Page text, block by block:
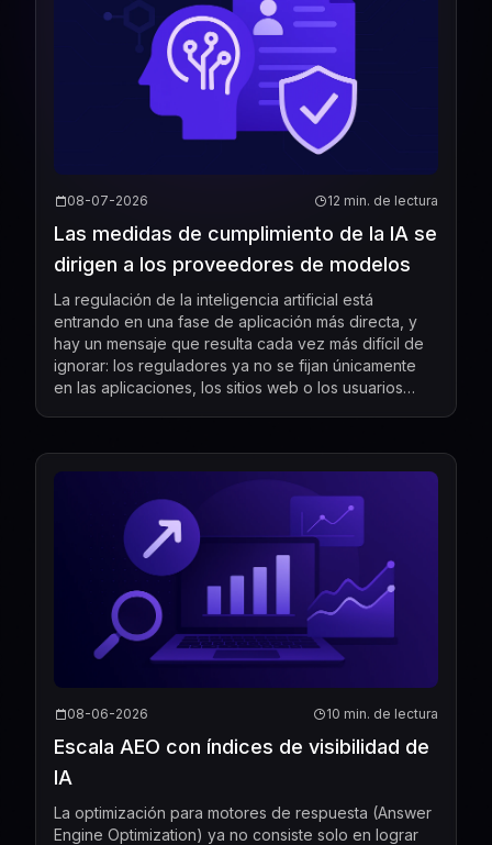
08-07-2026 12 min. de lectura
Las medidas de cumplimiento de la IA se
dirigen a los proveedores de modelos
La regulación de la inteligencia artificial está
entrando en una fase de aplicación más directa, y
hay un mensaje que resulta cada vez más difícil de
ignorar: los reguladores ya no se fijan únicamente
en las aplicaciones, los sitios web o los usuarios
08-06-2026 10 min. de lectura
Escala AEO con índices de visibilidad de
IA
La optimización para motores de respuesta (Answer
Engine Optimization) ya no consiste solo en lograr